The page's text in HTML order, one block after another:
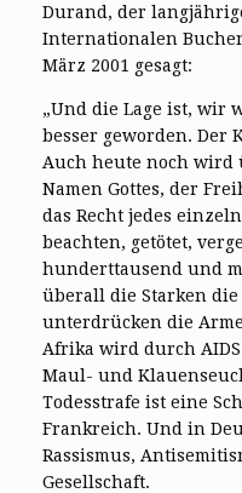
Durand, der
Internationalen
März 2001 gesagt:
„Und die Lage ist, wir
besser geworden. Der
Auch heute noch wird
Namen Gottes, der
das Recht jedes
beachten, getötet,
hunderttausend und
überall die Starken die
unterdrücken die
Afrika wird durch
Maul- und
Todesstrafe ist eine
Frankreich. Und in
Rassismus,
Gesellschaft.